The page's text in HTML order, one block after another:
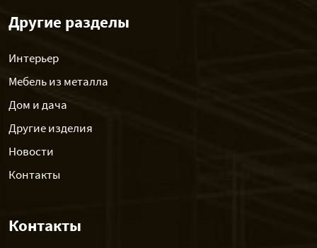
Другие разделы
Интерьер
Мебель из металла
Дом и дача
Другие изделия
Новости
Контакты
Контакты